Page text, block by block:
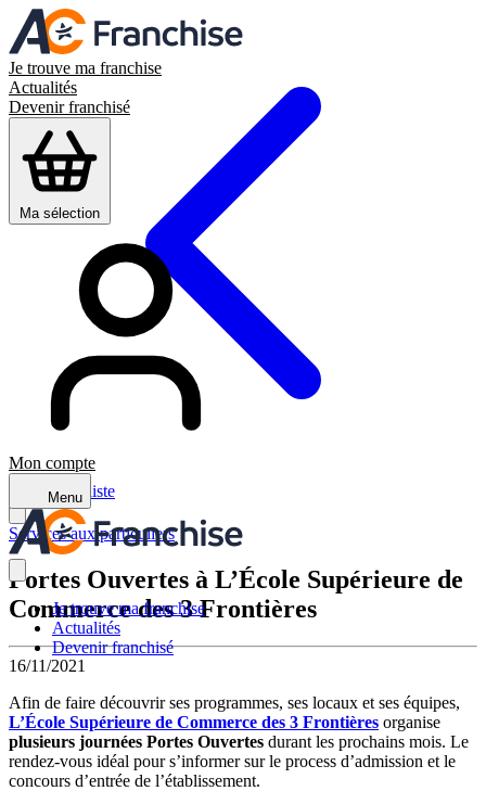
Je trouve ma franchise
Actualités
Devenir franchisé
Ma sélection
Mon compte
Menu
Je trouve ma franchise
Actualités
Devenir franchisé
Retour à la liste
Services aux particuliers
Portes Ouvertes à L’École Supérieure de
Commerce des 3 Frontières
16/11/2021
Afin de faire découvrir ses programmes, ses locaux et ses équipes,
L’École Supérieure de Commerce des 3 Frontières organise
plusieurs journées Portes Ouvertes durant les prochains mois. Le
rendez-vous idéal pour s’informer sur le process d’admission et le
concours d’entrée de l’établissement.